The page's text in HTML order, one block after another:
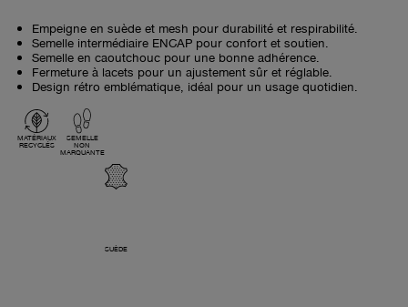
Empeigne en suède et mesh pour durabilité et respirabilité.
Semelle intermédiaire ENCAP pour confort et soutien.
Semelle en caoutchouc pour une bonne adhérence.
Fermeture à lacets pour un ajustement sûr et réglable.
Design rétro emblématique, idéal pour un usage quotidien.
MATÉRIAUX
RECYCLÉS
SEMELLE
NON
MARQUANTE
SUÈDE